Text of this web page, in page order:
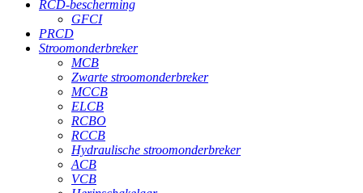
RCD-bescherming
GFCI
PRCD
Stroomonderbreker
MCB
Zwarte stroomonderbreker
MCCB
ELCB
RCBO
RCCB
Hydraulische stroomonderbreker
ACB
VCB